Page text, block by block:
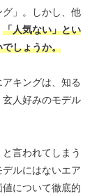
」。しかし、他
「人気ない」とい
しょうか。
キングは、知る
人好みのモデル
言われてしまう
ルにはないエア
について徹底的